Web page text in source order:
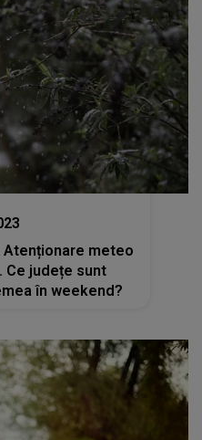
Atenționare meteo
Ce județe sunt
în weekend?